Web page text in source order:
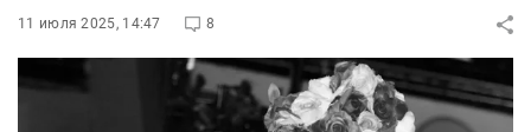
11 июля 2025, 14:47 8